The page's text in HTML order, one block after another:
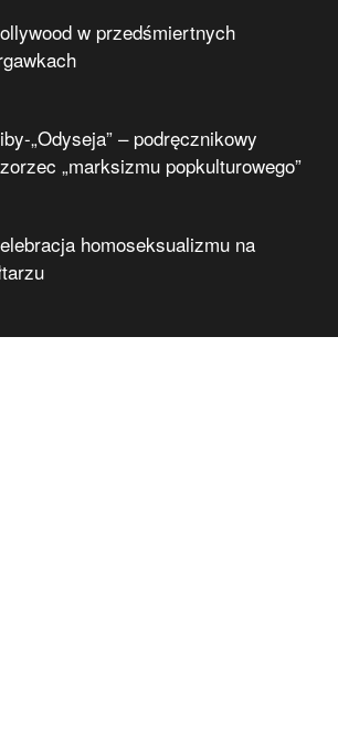
w przedśmiertnych
„Odyseja” – podręcznikowy
„marksizmu popkulturowego”
homoseksualizmu na